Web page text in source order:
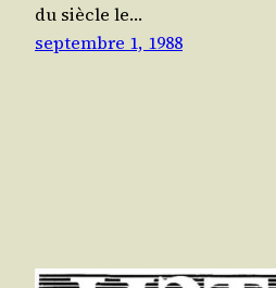
du siècle le…
septembre 1, 1988